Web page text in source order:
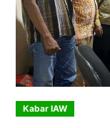
Kabar IAW